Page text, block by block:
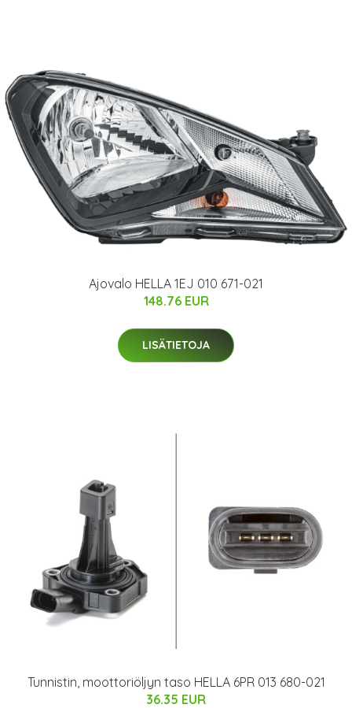
Ajovalo HELLA 1EJ 010 671-021
148.76 EUR
LISÄTIETOJA
Tunnistin, moottoriöljyn taso HELLA 6PR 013 680-021
36.35 EUR